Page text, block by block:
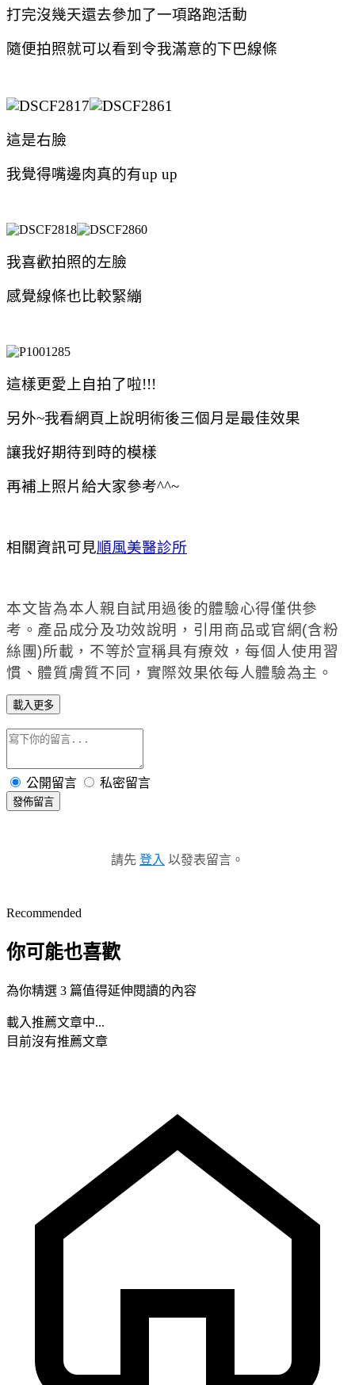
打完沒幾天還去參加了一項路跑活動
隨便拍照就可以看到令我滿意的下巴線條
這是右臉
我覺得嘴邊肉真的有up up
我喜歡拍照的左臉
感覺線條也比較緊繃
這樣更愛上自拍了啦!!!
另外~我看網頁上說明術後三個月是最佳效果
讓我好期待到時的模樣
再補上照片給大家參考^^~
相關資訊可見順風美醫診所
本文皆為本人親自試用過後的體驗心得僅供參
考。產品成分及功效說明，引用商品或官網(含粉
絲團)所載，不等於宣稱具有療效，每個人使用習
慣、體質膚質不同，實際效果依每人體驗為主。
載入更多
公開留言 私密留言
發佈留言
請先 登入 以發表留言。
Recommended
你可能也喜歡
為你精選 3 篇值得延伸閱讀的內容
載入推薦文章中...
目前沒有推薦文章